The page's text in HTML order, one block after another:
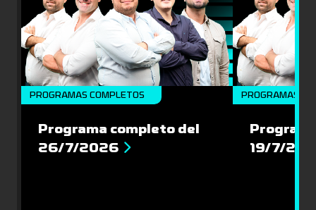
PROGRAMAS COMPLETOS
Programa completo del
26/7/2026
PROGRAMAS
19/7/